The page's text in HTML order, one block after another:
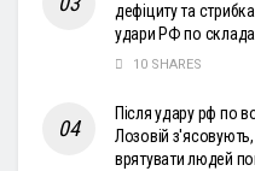
дефіциту та
удари РФ по
10 SHARES
Після удару рф по
Лозовій
врятувати людей